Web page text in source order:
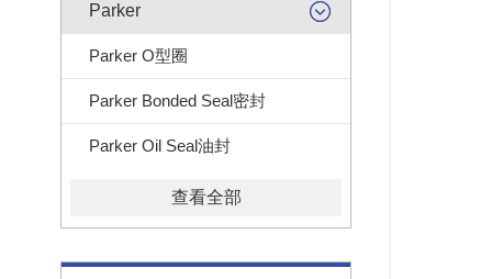
Parker
Parker O型圈
Parker Bonded Seal密封
Parker Oil Seal油封
查看全部